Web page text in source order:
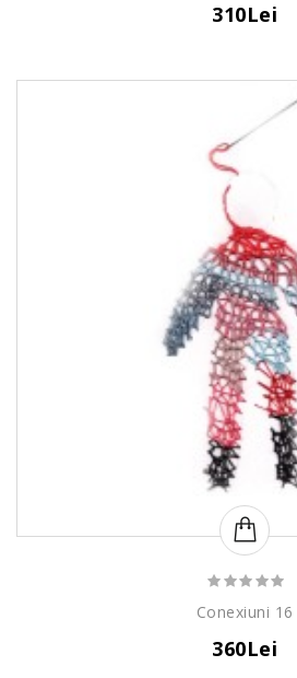
310Lei
Conexiuni 16
360Lei